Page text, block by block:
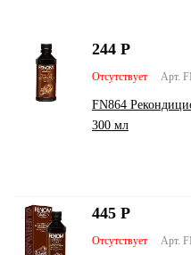
Арт.
Отсутствует
FN864
300 мл
244 Р
Арт.
Отсутствует
445 Р